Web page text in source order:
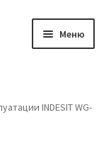
Меню
INDESIT WG-